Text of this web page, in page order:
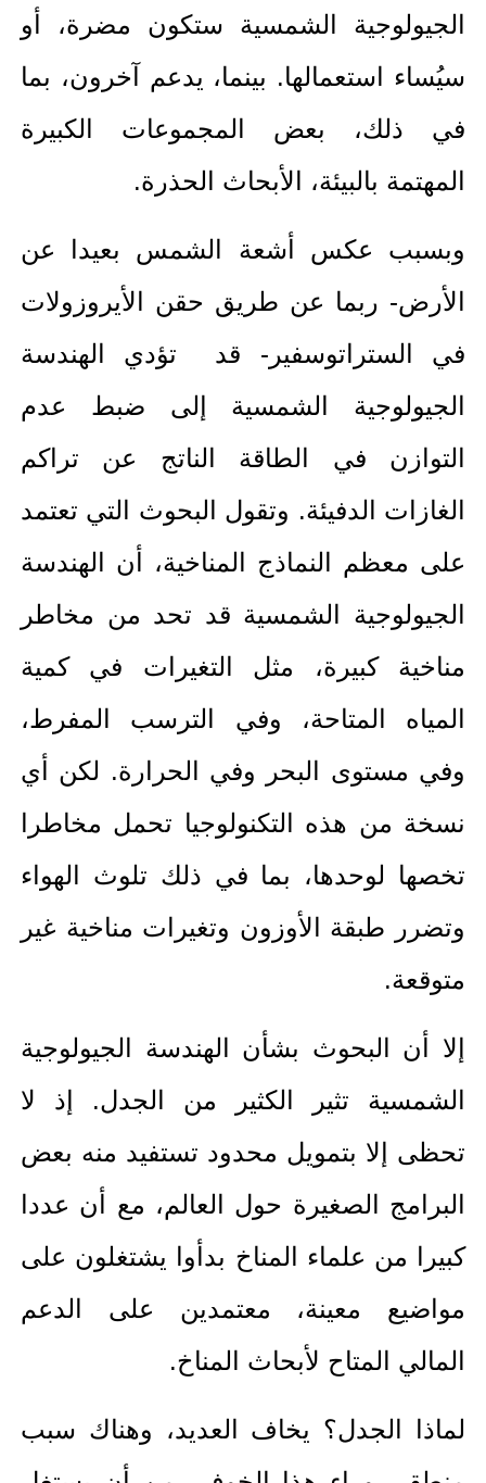
الجيولوجية الشمسية ستكون مضرة، أو
سيُساء استعمالها. بينما، يدعم آخرون، بما
في ذلك، بعض المجموعات الكبيرة
المهتمة بالبيئة، الأبحاث الحذرة.
وبسبب عكس أشعة الشمس بعيدا عن
الأرض- ربما عن طريق حقن الأيروزولات
في الستراتوسفير- قد تؤدي الهندسة
الجيولوجية الشمسية إلى ضبط عدم
التوازن في الطاقة الناتج عن تراكم
الغازات الدفيئة. وتقول البحوث التي تعتمد
على معظم النماذج المناخية، أن الهندسة
الجيولوجية الشمسية قد تحد من مخاطر
مناخية كبيرة، مثل التغيرات في كمية
المياه المتاحة، وفي الترسب المفرط،
وفي مستوى البحر وفي الحرارة. لكن أي
نسخة من هذه التكنولوجيا تحمل مخاطرا
تخصها لوحدها، بما في ذلك تلوث الهواء
وتضرر طبقة الأوزون وتغيرات مناخية غير
متوقعة.
إلا أن البحوث بشأن الهندسة الجيولوجية
الشمسية تثير الكثير من الجدل. إذ لا
تحظى إلا بتمويل محدود تستفيد منه بعض
البرامج الصغيرة حول العالم، مع أن عددا
كبيرا من علماء المناخ بدأوا يشتغلون على
مواضيع معينة، معتمدين على الدعم
المالي المتاح لأبحاث المناخ.
لماذا الجدل؟ يخاف العديد، وهناك سبب